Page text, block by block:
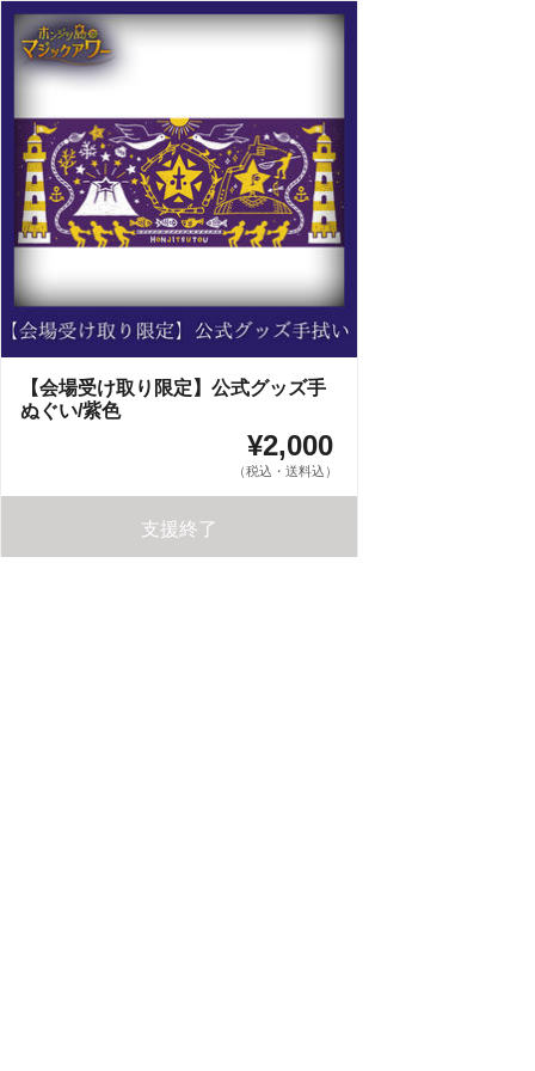
【会場受け取り限定】公式グッズ手
ぬぐい/紫色
¥2,000
（税込・送料込）
支援終了